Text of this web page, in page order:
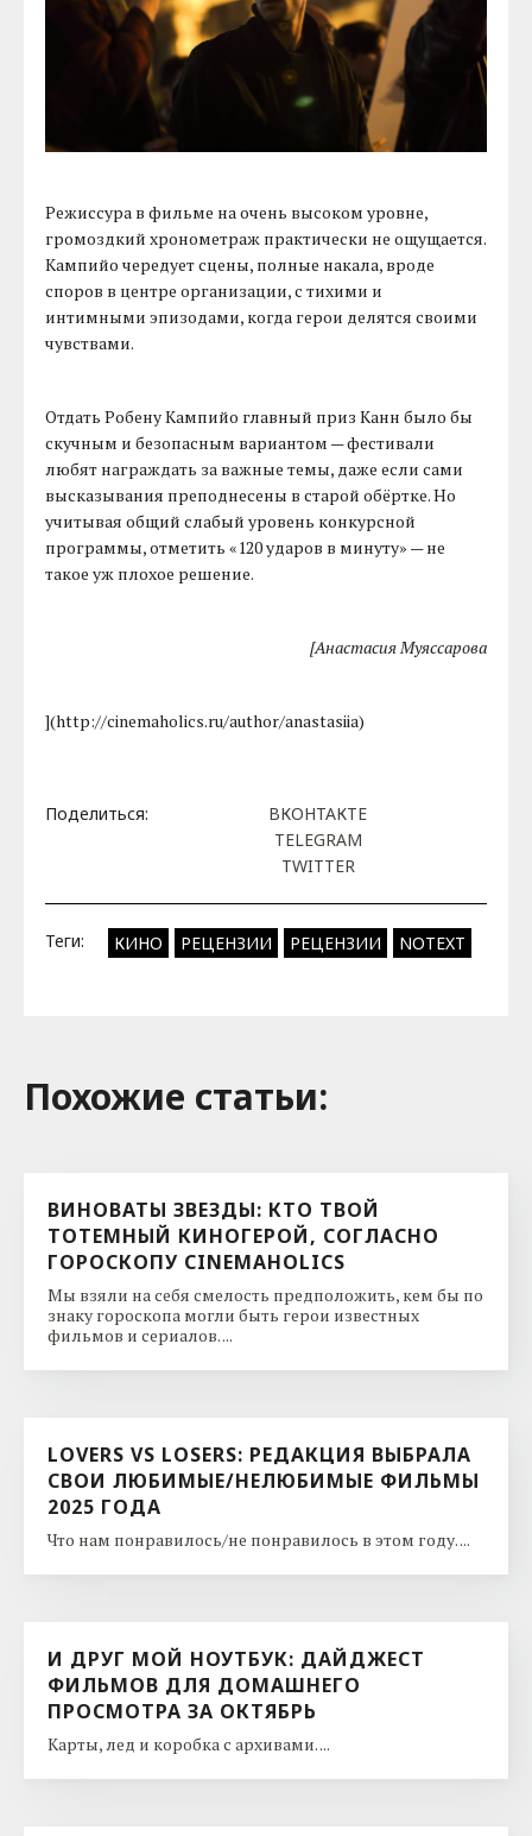
Режиссура в фильме на очень высоком уровне,
громоздкий хронометраж практически не ощущается.
Кампийо чередует сцены, полные накала, вроде
споров в центре организации, с тихими и
интимными эпизодами, когда герои делятся своими
чувствами.
Отдать Робену Кампийо главный приз Канн было бы
скучным и безопасным вариантом — фестивали
любят награждать за важные темы, даже если сами
высказывания преподнесены в старой обёртке. Но
учитывая общий слабый уровень конкурсной
программы, отметить «120 ударов в минуту» — не
такое уж плохое решение.
[Анастасия Муяссарова
](http://cinemaholics.ru/author/anastasiia)
Поделиться:
ВКОНТАКТЕ
TELEGRAM
TWITTER
Теги: КИНО РЕЦЕНЗИИ РЕЦЕНЗИИ NOTEXT
Похожие cтатьи:
ВИНОВАТЫ ЗВЕЗДЫ: КТО ТВОЙ
ТОТЕМНЫЙ КИНОГЕРОЙ, СОГЛАСНО
ГОРОСКОПУ CINEMAHOLICS
Мы взяли на себя смелость предположить, кем бы по
знаку гороскопа могли быть герои известных
фильмов и сериалов. ...
LOVERS VS LOSERS: РЕДАКЦИЯ ВЫБРАЛА
СВОИ ЛЮБИМЫЕ/НЕЛЮБИМЫЕ ФИЛЬМЫ
2025 ГОДА
Что нам понравилось/не понравилось в этом году. ...
И ДРУГ МОЙ НОУТБУК: ДАЙДЖЕСТ
ФИЛЬМОВ ДЛЯ ДОМАШНЕГО
ПРОСМОТРА ЗА ОКТЯБРЬ
Карты, лед и коробка с архивами. ...